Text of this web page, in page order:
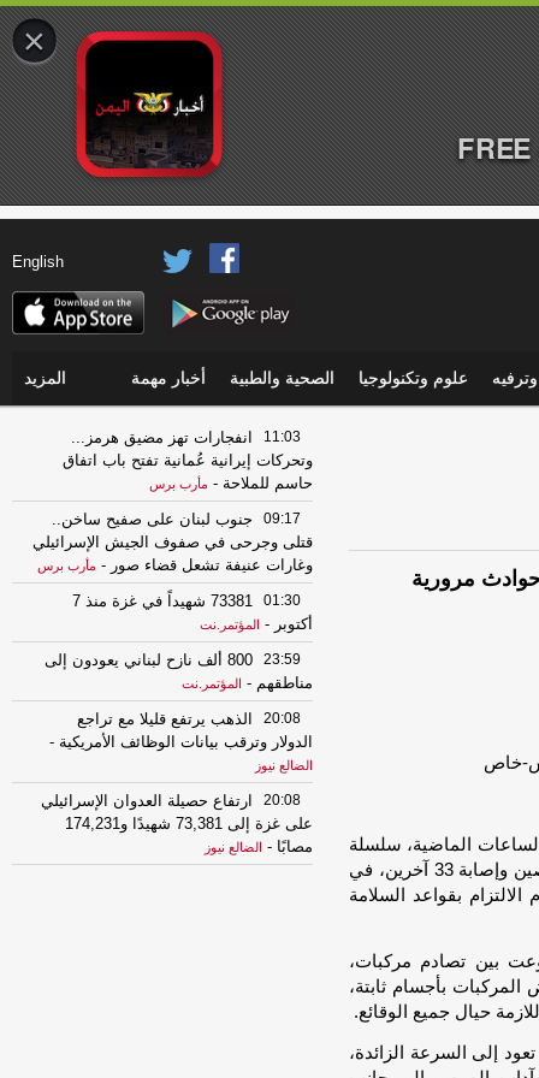
English
علوم وتكنولوجيا الصحية والطبية أخبار مهمة المزيد
و33 مصابًا في حوادث مرورية
الماضية، سلسلة
من الحوادث المرورية المأساوية أسفرت عن وفاة شخصين وإصابة 33 آخرين، في
بقواعد السلامة
بين تصادم مركبات،
بأجسام ثابتة،
حيال جميع الوقائع.
إلى السرعة الزائدة،
11:03
انفجارات تهز مضيق هرمز...
وتحركات إيرانية عُمانية تفتح باب اتفاق
حاسم للملاحة - مأرب برس
09:17
جنوب لبنان على صفيح ساخن..
قتلى وجرحى في صفوف الجيش الإسرائيلي
وغارات عنيفة تشعل قضاء صور - مأرب برس
01:30
73381 شهيداً في غزة منذ 7
أكتوبر - المؤتمر.نت
23:59
800 ألف نازح لبناني يعودون إلى
مناطقهم - المؤتمر.نت
20:08
الذهب يرتفع قليلا مع تراجع
الدولار وترقب بيانات الوظائف الأمريكية -
الضالع نيوز
20:08
ارتفاع حصيلة العدوان الإسرائيلي
على غزة إلى 73,381 شهيدًا و174,231
مصابًا - الضالع نيوز
×